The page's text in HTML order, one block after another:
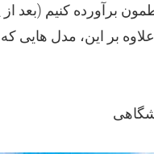
برآورده کنیم (بعد
بر این، مدل هایی